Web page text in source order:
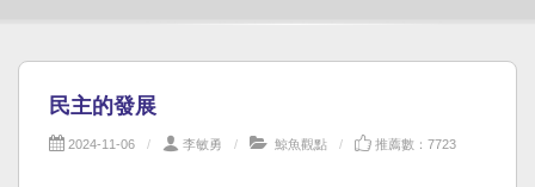
民主的發展
2024-11-06 李敏勇 鯨魚觀點 推薦數：7723